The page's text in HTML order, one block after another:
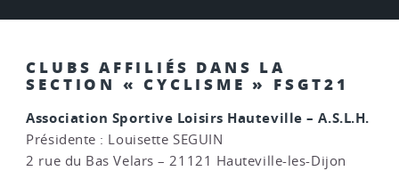
CLUBS AFFILIÉS DANS LA
SECTION « CYCLISME » FSGT21
Association Sportive Loisirs Hauteville – A.S.L.H.
Présidente : Louisette SEGUIN
2 rue du Bas Velars – 21121 Hauteville-les-Dijon